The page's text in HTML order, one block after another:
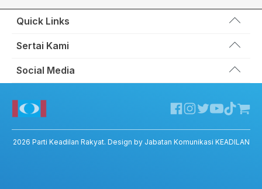
Quick Links
Wakil Rakyat
Hubungi Kami
Sumbangan
Sertai Kami
Portal Anggota KEADILAN
Social Media
Twitter KEADILAN
Channel Telegram KEADILAN
Kedai KEADILAN
ADIL – Privacy Policy
2026 Parti Keadilan Rakyat. Design by Jabatan Komunikasi KEADILAN